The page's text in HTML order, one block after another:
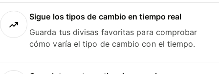
Sigue los tipos de cambio en tiempo real
Guarda tus divisas favoritas para comprobar
cómo varía el tipo de cambio con el tiempo.